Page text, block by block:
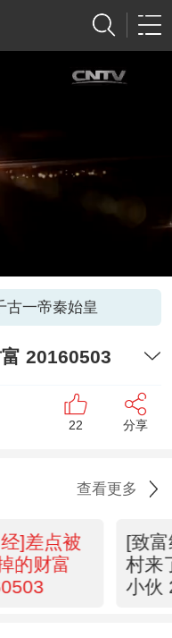
古一帝秦始皇
20160503
22 分享
查看更多
]差点被
的财富
[致
村来
小伙